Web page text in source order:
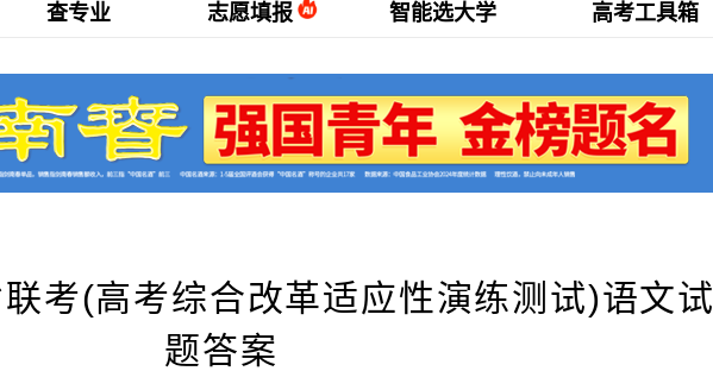
查专业 志愿填报 智能选大学 高考工具箱
考(高考综合改革适应性演练测试)语文试
题答案